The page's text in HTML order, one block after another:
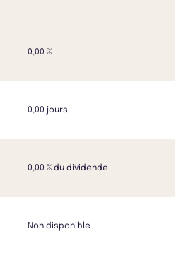
0,00 %
0,00 jours
0,00 % du dividende
Non disponible